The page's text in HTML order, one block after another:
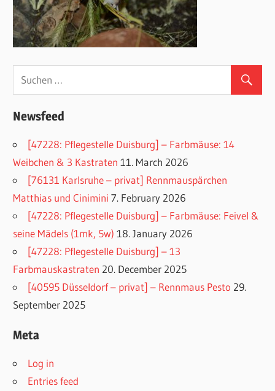
Newsfeed
[47228: Pflegestelle Duisburg] – Farbmäuse: 14
Weibchen & 3 Kastraten 11. March 2026
[76131 Karlsruhe – privat] Rennmauspärchen
Matthias und Cinimini 7. February 2026
[47228: Pflegestelle Duisburg] – Farbmäuse: Feivel &
seine Mädels (1mk, 5w) 18. January 2026
[47228: Pflegestelle Duisburg] – 13
Farbmauskastraten 20. December 2025
[40595 Düsseldorf – privat] – Rennmaus Pesto 29.
September 2025
Meta
Log in
Entries feed